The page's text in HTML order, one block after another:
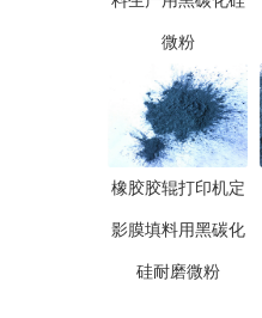
微粉
橡胶胶辊打印机定
影膜填料用黑碳化
硅耐磨微粉